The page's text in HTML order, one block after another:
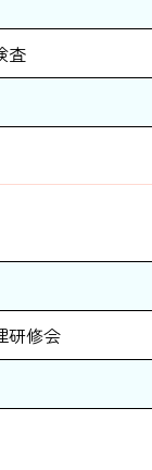
査
研修会